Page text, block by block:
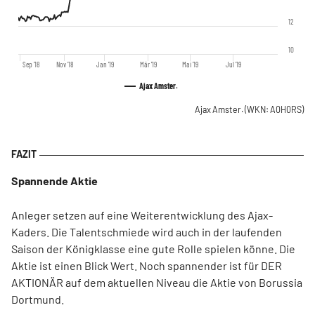
Ajax Amster.
Sep '18 Nov '18 Jan '19 Mär '19 Mai '19 Jul '19
10
12
Ajax Amster.(WKN: A0H0RS)
Spannende Aktie
Anleger setzen auf eine Weiterentwicklung des Ajax-
Kaders. Die Talentschmiede wird auch in der laufenden
Saison der Königklasse eine gute Rolle spielen könne. Die
Aktie ist einen Blick Wert. Noch spannender ist für DER
AKTIONÄR auf dem aktuellen Niveau die Aktie von Borussia
Dortmund.